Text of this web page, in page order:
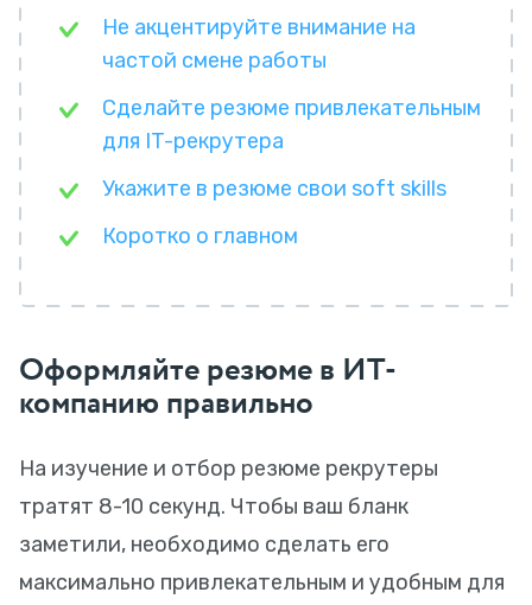
Не акцентируйте внимание на
частой смене работы
Сделайте резюме привлекательным
для IT-рекрутера
Укажите в резюме свои soft skills
Коротко о главном
Оформляйте резюме в ИТ-
компанию правильно
На изучение и отбор резюме рекрутеры
тратят 8-10 секунд. Чтобы ваш бланк
заметили, необходимо сделать его
максимально привлекательным и удобным для